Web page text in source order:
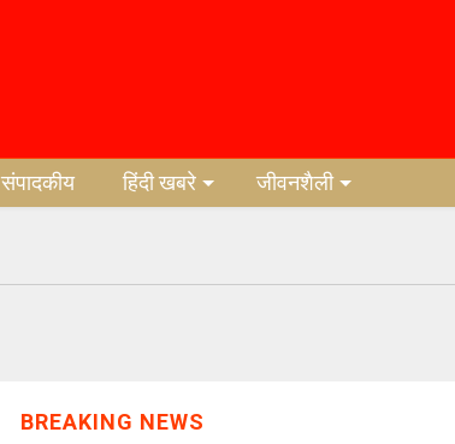
संपादकीय हिंदी खबरे जीवनशैली
BREAKING NEWS